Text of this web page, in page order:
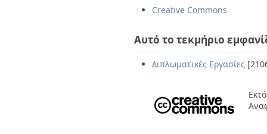
Creative Commons
Αυτό το τεκμήριο
Διπλωματικές Εργασίες